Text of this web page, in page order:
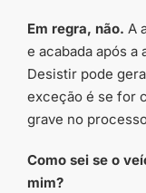
Em regra, não. A
e acabada após a
Desistir pode
exceção é se for
grave no
Como sei se o
mim?